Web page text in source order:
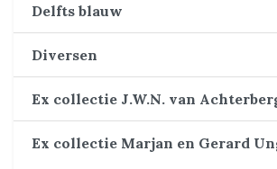
Delfts blauw
Diversen
Ex collectie J.W.N. van
Ex collectie Marjan en Gerard